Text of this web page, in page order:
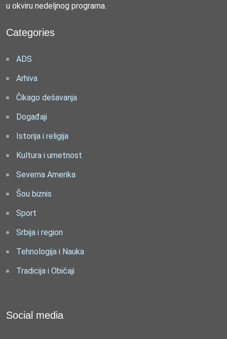
u okviru nedeljnog programa.
Categories
ADS
Arhiva
Čikago dešavanja
Događaji
Istorija i religija
Kultura i umetnost
Severna Amerika
Šou biznis
Sport
Srbija i region
Tehnologija i Nauka
Tradicija i Običaji
Social media